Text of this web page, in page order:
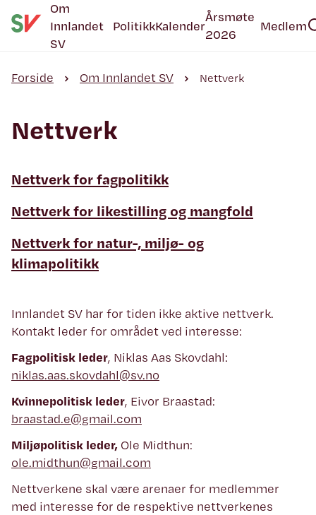
Om
Innlandet
SV
PolitikkKalender
Årsmøte
2026
Medlem
Forside Om Innlandet SV Nettverk
Nettverk
Nettverk for fagpolitikk
Nettverk for likestilling og mangfold
Nettverk for natur-, miljø- og
klimapolitikk
Innlandet SV har for tiden ikke aktive nettverk.
Kontakt leder for området ved interesse:
Fagpolitisk leder, Niklas Aas Skovdahl:
niklas.aas.skovdahl@sv.no
Kvinnepolitisk leder, Eivor Braastad:
braastad.e@gmail.com
Miljøpolitisk leder, Ole Midthun:
ole.midthun@gmail.com
Nettverkene skal være arenaer for medlemmer
med interesse for de respektive nettverkenes